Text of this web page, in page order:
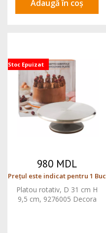
Adaugă în coș
Stoc Epuizat
980 MDL
Prețul este indicat pentru 1 Buc
Platou rotativ, D 31 cm H
9,5 cm, 9276005 Decora